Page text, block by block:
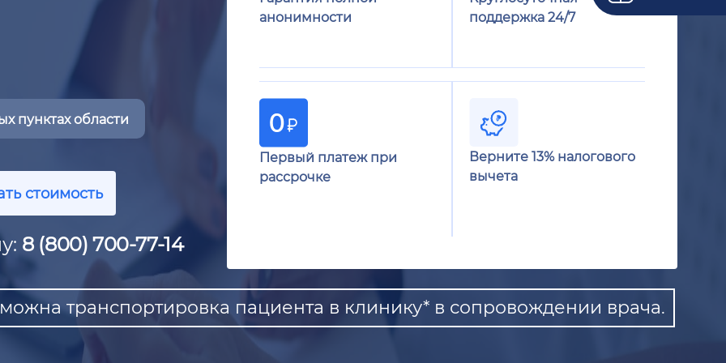
пунктах области
стоимость
8 (800) 700-77-14
транспортировка пациента в клинику* в сопровождении врача.
анонимности
поддержка 24/7
Первый платеж при
рассрочке
Верните 13% налогового
вычета